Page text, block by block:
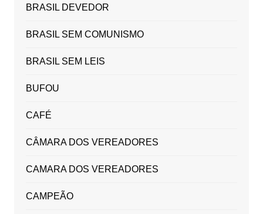
BRASIL DEVEDOR
BRASIL SEM COMUNISMO
BRASIL SEM LEIS
BUFOU
CAFÉ
CÂMARA DOS VEREADORES
CAMARA DOS VEREADORES
CAMPEÃO